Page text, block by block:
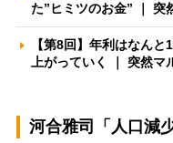
た”ヒミツのお金” ｜ 突
【第8回】年利はなん
上がっていく ｜ 突然マ
河合雅司「人口減